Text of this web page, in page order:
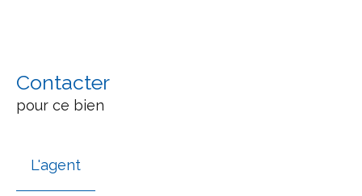
Contacter
pour ce bien
L'agent